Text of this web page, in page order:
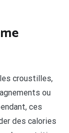
croustilles,
ou
ces
des calories